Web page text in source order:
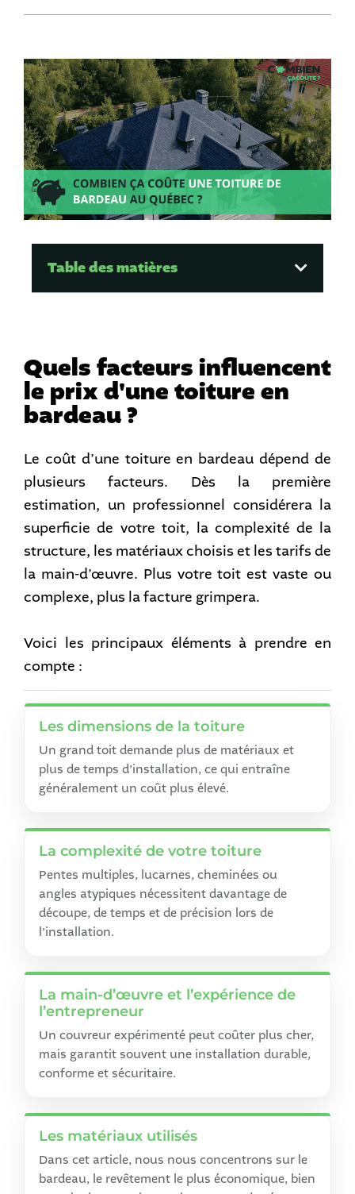
Table des matières
Quels facteurs influencent
le prix d'une toiture en
bardeau ?
Le coût d’une toiture en bardeau dépend de
plusieurs facteurs. Dès la première
estimation, un professionnel considérera la
superficie de votre toit, la complexité de la
structure, les matériaux choisis et les tarifs de
la main-d’œuvre. Plus votre toit est vaste ou
complexe, plus la facture grimpera.
Voici les principaux éléments à prendre en
compte :
Les dimensions de la toiture
Un grand toit demande plus de matériaux et
plus de temps d’installation, ce qui entraîne
généralement un coût plus élevé.
La complexité de votre toiture
Pentes multiples, lucarnes, cheminées ou
angles atypiques nécessitent davantage de
découpe, de temps et de précision lors de
l’installation.
La main-d’œuvre et l’expérience de
l’entrepreneur
Un couvreur expérimenté peut coûter plus cher,
mais garantit souvent une installation durable,
conforme et sécuritaire.
Les matériaux utilisés
Dans cet article, nous nous concentrons sur le
bardeau, le revêtement le plus économique, bien